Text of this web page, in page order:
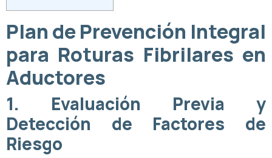
Plan de Prevención Integral
para Roturas Fibrilares en
Aductores
1. Evaluación Previa y
Detección de Factores de
Riesgo